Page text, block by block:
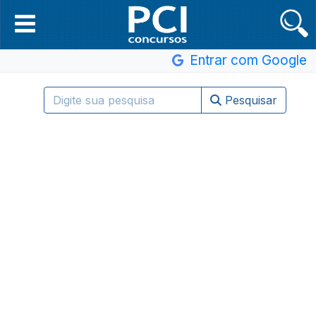
Entrar com Google
Pesquisar